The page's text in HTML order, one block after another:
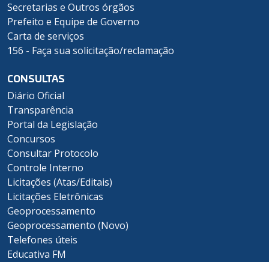
Secretarias e Outros órgãos
Prefeito e Equipe de Governo
Carta de serviços
156 - Faça sua solicitação/reclamação
CONSULTAS
Diário Oficial
Transparência
Portal da Legislação
Concursos
Consultar Protocolo
Controle Interno
Licitações (Atas/Editais)
Licitações Eletrônicas
Geoprocessamento
Geoprocessamento (Novo)
Telefones úteis
Educativa FM